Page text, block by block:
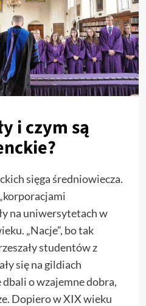
i czym są
sięga średniowiecza.
na uniwersytetach w
„Nacje”, bo tak
studentów z
się na gildiach
o wzajemne dobra,
Dopiero w XIX wieku